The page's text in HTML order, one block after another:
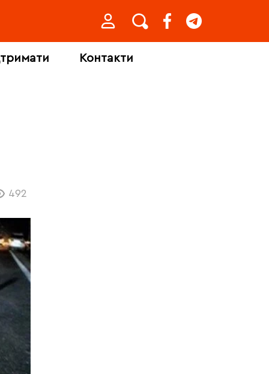
Контакти
492